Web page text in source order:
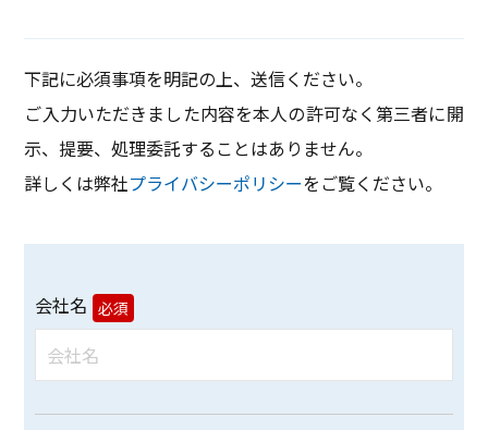
下記に必須事項を明記の上、送信ください。
ご入力いただきました内容を本人の許可なく第三者に開
示、提要、処理委託することはありません。
詳しくは弊社プライバシーポリシーをご覧ください。
会社名 必須